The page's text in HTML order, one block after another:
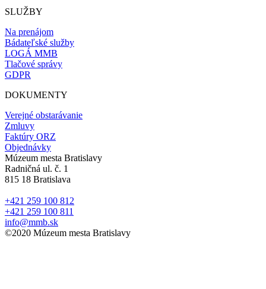
SLUŽBY
Na prenájom
Bádateľské služby
LOGÁ MMB
Tlačové správy
GDPR
DOKUMENTY
Verejné obstarávanie
Zmluvy
Faktúry ORZ
Objednávky
Múzeum mesta Bratislavy
Radničná ul. č. 1
815 18 Bratislava
+421 259 100 812
+421 259 100 811
info@mmb.sk
©2020 Múzeum mesta Bratislavy